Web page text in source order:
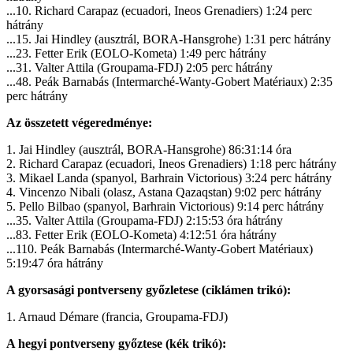
...10. Richard Carapaz (ecuadori, Ineos Grenadiers) 1:24 perc
hátrány
...15. Jai Hindley (ausztrál, BORA-Hansgrohe) 1:31 perc hátrány
...23. Fetter Erik (EOLO-Kometa) 1:49 perc hátrány
...31. Valter Attila (Groupama-FDJ) 2:05 perc hátrány
...48. Peák Barnabás (Intermarché-Wanty-Gobert Matériaux) 2:35
perc hátrány
Az összetett végeredménye:
1. Jai Hindley (ausztrál, BORA-Hansgrohe) 86:31:14 óra
2. Richard Carapaz (ecuadori, Ineos Grenadiers) 1:18 perc hátrány
3. Mikael Landa (spanyol, Barhrain Victorious) 3:24 perc hátrány
4. Vincenzo Nibali (olasz, Astana Qazaqstan) 9:02 perc hátrány
5. Pello Bilbao (spanyol, Barhrain Victorious) 9:14 perc hátrány
...35. Valter Attila (Groupama-FDJ) 2:15:53 óra hátrány
...83. Fetter Erik (EOLO-Kometa) 4:12:51 óra hátrány
...110. Peák Barnabás (Intermarché-Wanty-Gobert Matériaux)
5:19:47 óra hátrány
A gyorsasági pontverseny győzletese (ciklámen trikó):
1. Arnaud Démare (francia, Groupama-FDJ)
A hegyi pontverseny győztese (kék trikó):